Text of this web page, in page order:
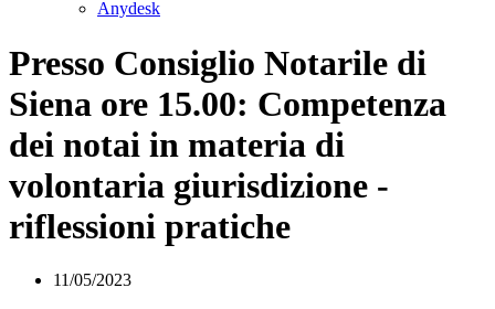
Anydesk
Presso Consiglio Notarile di
Siena ore 15.00: Competenza
dei notai in materia di
volontaria giurisdizione -
riflessioni pratiche
11/05/2023